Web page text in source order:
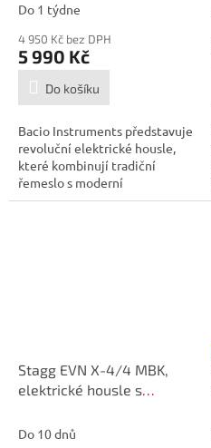
Do 1 týdne
4 950 Kč bez DPH
5 990 Kč
Do košíku
Bacio Instruments představuje
revoluční elektrické housle,
které kombinují tradiční
řemeslo s moderní
technologií....
Stagg EVN X-4/4 MBK,
elektrické housle s
černá metalíza
Do 10 dnů